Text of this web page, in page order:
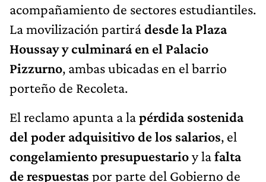
acompañamiento de sectores estudiantiles.
La movilización partirádesde la Plaza
Houssay y culminará en el Palacio
Pizzurno, ambas ubicadas en el barrio
porteño de Recoleta.
El reclamo apunta a lapérdida sostenida
del poder adquisitivo de los salarios, el
congelamiento presupuestarioy lafalta
de respuestas por parte del Gobierno de